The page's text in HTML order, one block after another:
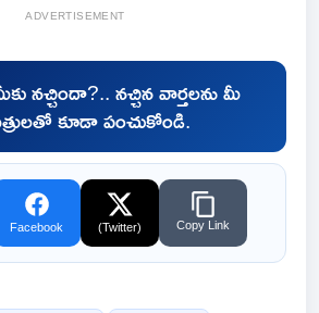
ADVERTISEMENT
నచ్చిందా?.. నచ్చిన వార్తలను మీ
కూడా పంచుకోండి.
Facebook (Twitter) Copy Link